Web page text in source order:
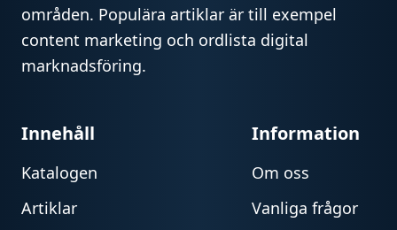
områden. Populära artiklar är till exempel
content marketing och ordlista digital
marknadsföring.
Innehåll
Katalogen
Artiklar
Information
Om oss
Vanliga frågor